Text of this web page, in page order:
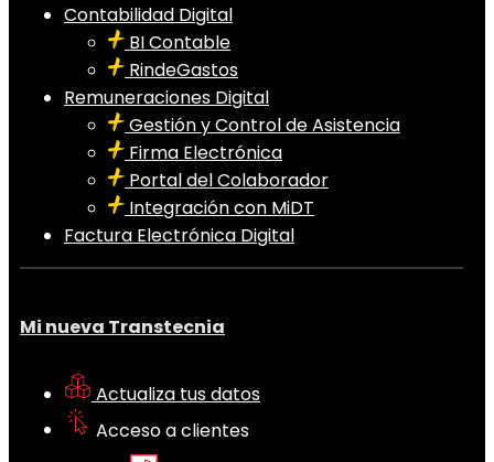
Contabilidad Digital
BI Contable
RindeGastos
Remuneraciones Digital
Gestión y Control de Asistencia
Firma Electrónica
Portal del Colaborador
Integración con MiDT
Factura Electrónica Digital
Mi nueva Transtecnia
Actualiza tus datos
Acceso a clientes